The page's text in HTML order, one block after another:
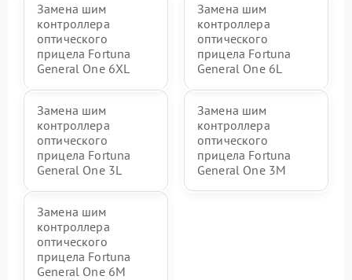
Замена шим
контроллера
оптического
прицела Fortuna
General One 6XL
Замена шим
контроллера
оптического
прицела Fortuna
General One 6L
Замена шим
контроллера
оптического
прицела Fortuna
General One 3L
Замена шим
контроллера
оптического
прицела Fortuna
General One 3M
Замена шим
контроллера
оптического
прицела Fortuna
General One 6M